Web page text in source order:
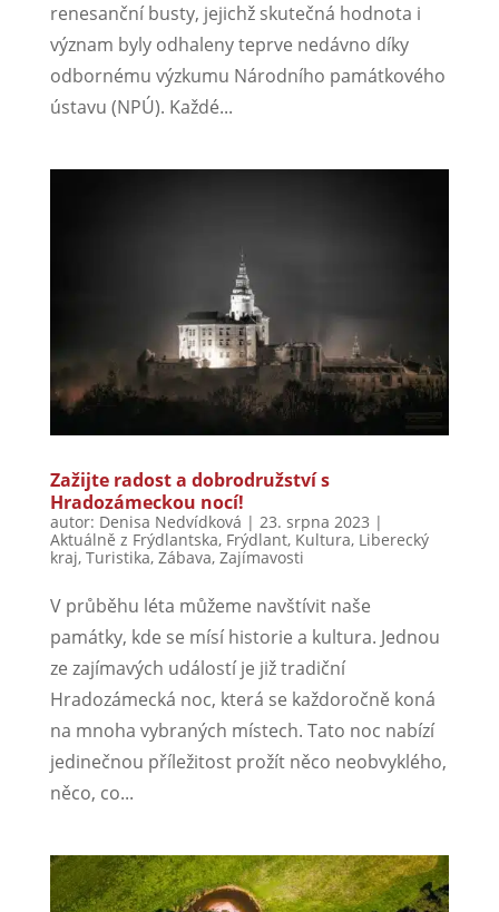
renesanční busty, jejichž skutečná hodnota i
význam byly odhaleny teprve nedávno díky
odbornému výzkumu Národního památkového
ústavu (NPÚ). Každé...
Zažijte radost a dobrodružství s
Hradozámeckou nocí!
autor: Denisa Nedvídková | 23. srpna 2023 |
Aktuálně z Frýdlantska, Frýdlant, Kultura, Liberecký
kraj, Turistika, Zábava, Zajímavosti
V průběhu léta můžeme navštívit naše
památky, kde se mísí historie a kultura. Jednou
ze zajímavých událostí je již tradiční
Hradozámecká noc, která se každoročně koná
na mnoha vybraných místech. Tato noc nabízí
jedinečnou příležitost prožít něco neobvyklého,
něco, co...